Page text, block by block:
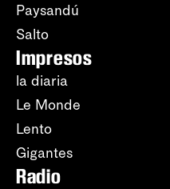
Paysandú
Salto
Impresos
la diaria
Le Monde
Lento
Gigantes
Radio